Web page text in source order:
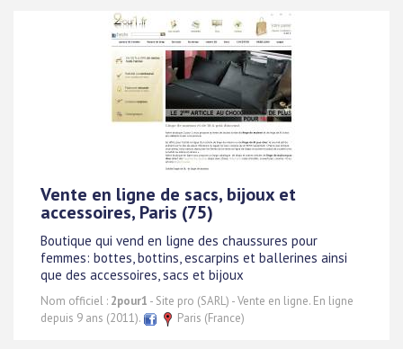
Vente en ligne de sacs, bijoux et
accessoires, Paris (75)
Boutique qui vend en ligne des chaussures pour
femmes: bottes, bottins, escarpins et ballerines ainsi
que des accessoires, sacs et bijoux
Nom officiel : 2pour1 - Site pro (SARL) - Vente en ligne. En ligne
depuis 9 ans (2011).
Paris (France)